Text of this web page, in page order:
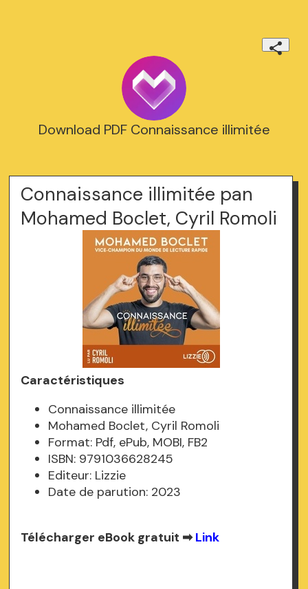
Download PDF Connaissance illimitée
Connaissance illimitée pan
Mohamed Boclet, Cyril Romoli
Caractéristiques
Connaissance illimitée
Mohamed Boclet, Cyril Romoli
Format: Pdf, ePub, MOBI, FB2
ISBN: 9791036628245
Editeur: Lizzie
Date de parution: 2023
Télécharger eBook gratuit ➡Link